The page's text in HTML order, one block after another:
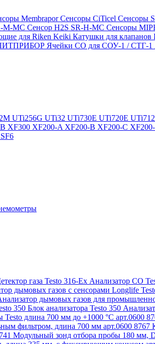
MembraporСенсоры CiTicel Сенсоры
M-MC Сенсор H2S SR-H-MC Сенсоры
для Riken Keiki Катушки для
Ячейки CO для СОУ-1 / СТГ-1
UTi256G UTi32 UTi730E UTi720E
XF300 XF200-A XF200-B XF200-C
газа Testo 316-Ex Анализатор CO
дымовых газов с сенсорами Longlife
дымовых газов для
350 Блок анализатора Testo 350
длина 700 мм до +1000 °С арт.0600
фильтром, длина 700 мм арт.0600 8767
Модульный зонд отбора пробы 180 мм,